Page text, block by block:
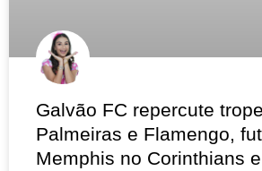
Galvão FC repercute
Palmeiras e Flamengo,
Memphis no Corinthians